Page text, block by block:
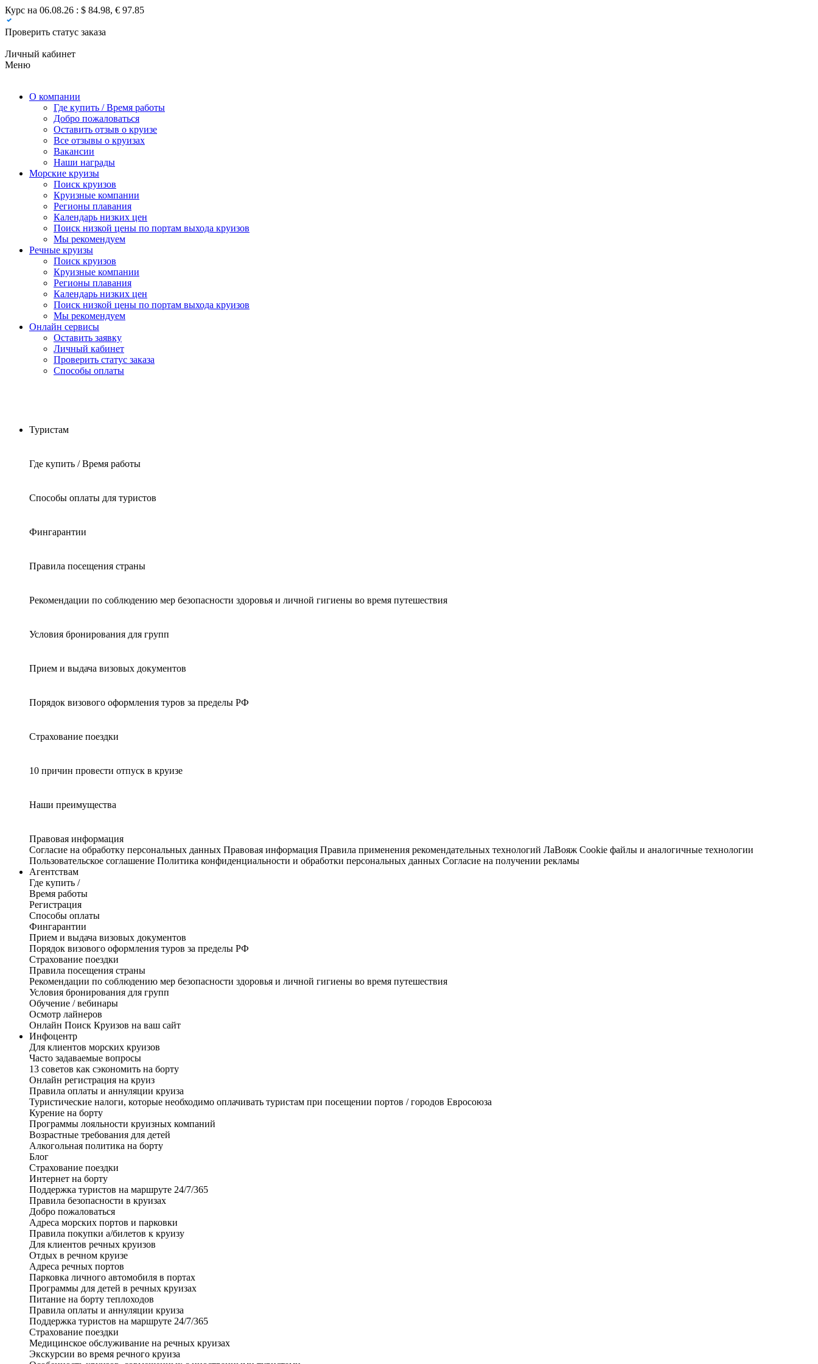
Курс на 06.08.26 : $ 84.98, € 97.85
Проверить статус заказа
Личный кабинет
Меню
О компании
Где купить / Время работы
Добро пожаловаться
Оставить отзыв о круизе
Все отзывы о круизах
Вакансии
Наши награды
Морские круизы
Поиск круизов
Круизные компании
Регионы плавания
Календарь низких цен
Поиск низкой цены по портам выхода круизов
Мы рекомендуем
Речные круизы
Поиск круизов
Круизные компании
Регионы плавания
Календарь низких цен
Поиск низкой цены по портам выхода круизов
Мы рекомендуем
Онлайн сервисы
Оставить заявку
Личный кабинет
Проверить статус заказа
Способы оплаты
Туристам
Где купить / Время работы
Способы оплаты для туристов
Фингарантии
Правила посещения страны
Рекомендации по соблюдению мер безопасности здоровья и личной гигиены во время путешествия
Условия бронирования для групп
Прием и выдача визовых документов
Порядок визового оформления туров за пределы РФ
Страхование поездки
10 причин провести отпуск в круизе
Наши преимущества
Правовая информация
Согласие на обработку персональных данных Правовая информация Правила применения рекомендательных технологий ЛаВояж Cookie файлы и аналогичные технологии
Пользовательское соглашение Политика конфиденциальности и обработки персональных данных Согласие на получении рекламы
Агентствам
Где купить /
Время работы
Регистрация
Способы оплаты
Фингарантии
Прием и выдача визовых документов
Порядок визового оформления туров за пределы РФ
Страхование поездки
Правила посещения страны
Рекомендации по соблюдению мер безопасности здоровья и личной гигиены во время путешествия
Условия бронирования для групп
Обучение / вебинары
Осмотр лайнеров
Онлайн Поиск Круизов на ваш сайт
Инфоцентр
Для клиентов морских круизов
Часто задаваемые вопросы
13 советов как сэкономить на борту
Онлайн регистрация на круиз
Правила оплаты и аннуляции круиза
Туристические налоги, которые необходимо оплачивать туристам при посещении портов / городов Евросоюза
Курение на борту
Программы лояльности круизных компаний
Возрастные требования для детей
Алкогольная политика на борту
Блог
Страхование поездки
Интернет на борту
Поддержка туристов на маршруте 24/7/365
Правила безопасности в круизах
Добро пожаловаться
Адреса морских портов и парковки
Правила покупки а/билетов к круизу
Для клиентов речных круизов
Отдых в речном круизе
Адреса речных портов
Парковка личного автомобиля в портах
Программы для детей в речных круизах
Питание на борту теплоходов
Правила оплаты и аннуляции круиза
Поддержка туристов на маршруте 24/7/365
Страхование поездки
Медицинское обслуживание на речных круизах
Экскурсии во время речного круиза